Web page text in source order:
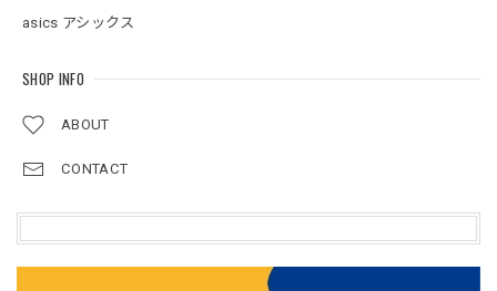
asics アシックス
SHOP INFO
ABOUT
CONTACT